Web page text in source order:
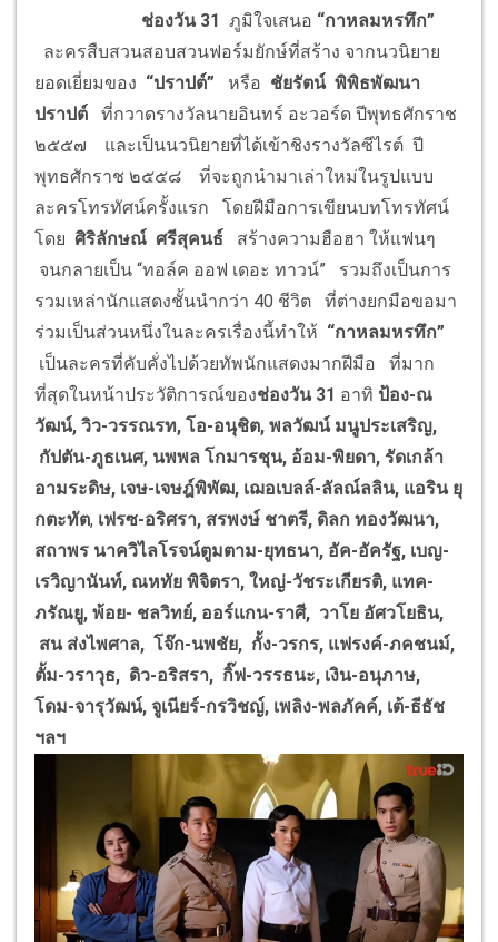
ช่องวัน 31 ภูมิใจเสนอ “กาหลมหรทึก”
ละครสืบสวนสอบสวนฟอร์มยักษ์ที่สร้าง จากนวนิยาย
ยอดเยี่ยมของ “ปราปต์” หรือ ชัยรัตน์ พิพิธพัฒนา
ปราปต์ ที่กวาดรางวัลนายอินทร์ อะวอร์ด ปีพุทธศักราช
๒๕๕๗ และเป็นนวนิยายที่ได้เข้าชิงรางวัลซีไรต์ ปี
พุทธศักราช ๒๕๕๘ ที่จะถูกนำมาเล่าใหม่ในรูปแบบ
ละครโทรทัศน์ครั้งแรก โดยฝีมือการเขียนบทโทรทัศน์
โดย ศิริลักษณ์ ศรีสุคนธ์ สร้างความฮือฮา ให้แฟนๆ
จนกลายเป็น “ทอล์ค ออฟ เดอะ ทาวน์” รวมถึงเป็นการ
รวมเหล่านักแสดงชั้นนำกว่า 40 ชีวิต ที่ต่างยกมือขอมา
ร่วมเป็นส่วนหนึ่งในละครเรื่องนี้ทำให้ “กาหลมหรทึก”
เป็นละครที่คับคั่งไปด้วยทัพนักแสดงมากฝีมือ ที่มาก
ที่สุดในหน้าประวัติการณ์ของช่องวัน 31 อาทิ ป้อง-ณ
วัฒน์, วิว-วรรณรท, โอ-อนุชิต, พลวัฒน์ มนูประเสริญ,
กัปตัน-ภูธเนศ, นพพล โกมารชุน, อ้อม-พิยดา, รัดเกล้า
อามระดิษ, เจษ-เจษฎ์พิพัฒ, เฌอเบลล์-ลัลณ์ลลิน, แอริน ยุ
กตะทัต, เฟรซ-อริศรา, สรพงษ์ ชาตรี, ดิลก ทองวัฒนา,
สถาพร นาควิไลโรจน์ตูมตาม-ยุทธนา, อัค-อัครัฐ, เบญ-
เรวิญานันท์, ณหทัย พิจิตรา, ใหญ่-วัชระเกียรติ, แทค-
ภรัณยู, พ้อย- ชลวิทย์, ออร์แกน-ราศี, วาโย อัศวโยธิน,
สน ส่งไพศาล, โจ๊ก-นพชัย, กั้ง-วรกร, แฟรงค์-ภคชนม์,
ตั้ม-วราวุธ, ดิว-อริสรา, กิ๊ฟ-วรรธนะ, เงิน-อนุภาษ,
โดม-จารุวัฒน์, จูเนียร์-กรวิชญ์, เพลิง-พลภัคค์, เต้-ธีธัช
ฯลฯ